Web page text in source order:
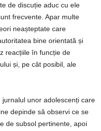
de discuție aduc cu ele
frecvente. Apar multe
neașteptate care
bine orientată și
reacțiile în funcție de
și, pe cât posibil, ale
jurnalul unor adolescenți care
depinde să observi ce se
de subsol pertinente, apoi